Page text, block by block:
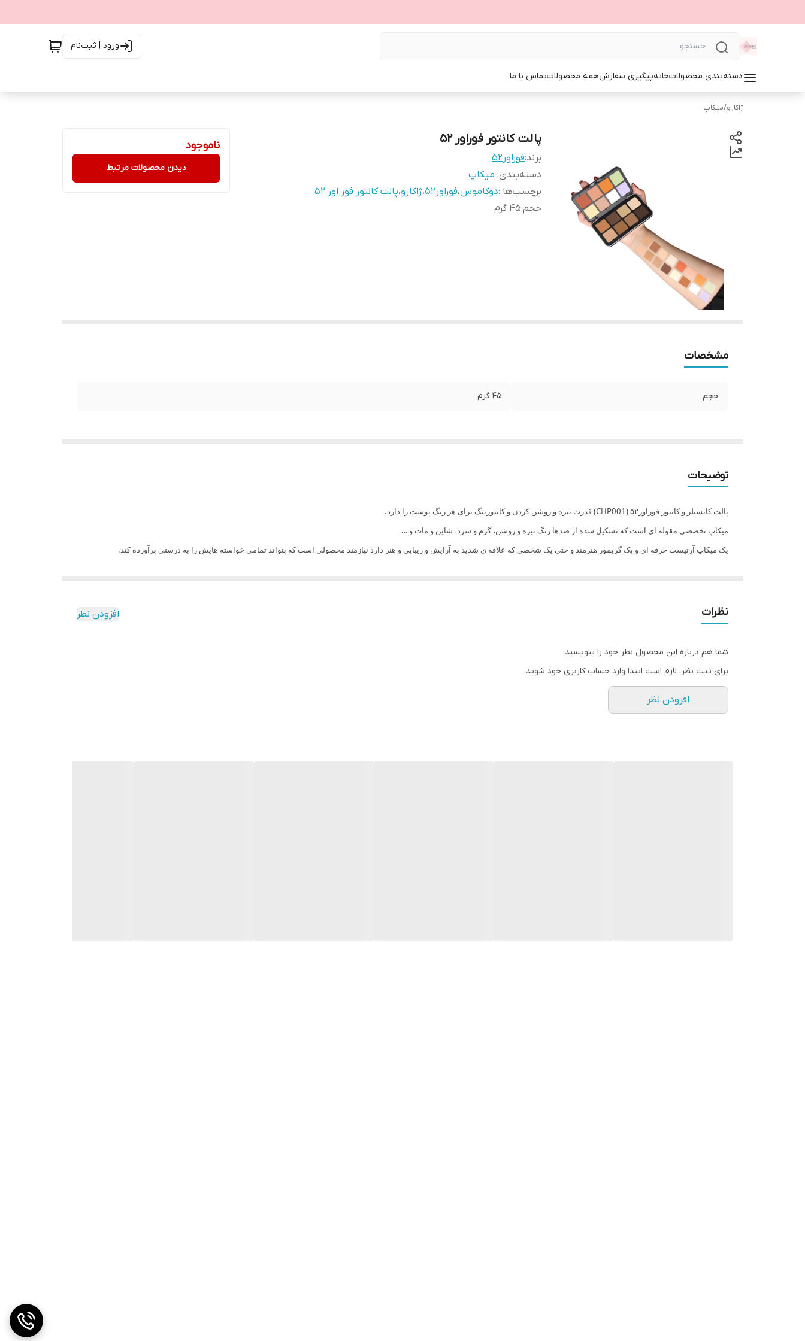
ورود | ثبت‌نام
دسته‌بندی محصولاتخانهپیگیری سفارشهمه محصولاتتماس با ما
ژاکارو/میکاپ
پالت کانتور فوراور ۵۲
برند:فوراور۵۲
دسته‌بندی: میکاپ
برچسب‌ها :دوکاموس،فوراور۵۲ ،ژاکارو،پالت کانتور فور اور ۵۲
حجم:۴۵ گرم
ناموجود
دیدن محصولات مرتبط
مشخصات
حجم ۴۵ گرم
توضیحات
پالت کانسیلر و کانتور فوراور۵۲ (CHP001) قدرت تیره و روشن کردن و کانتورینگ برای هر رنگ پوست را دارد.
میکاپ تخصصی مقوله ای است که تشکیل شده از صدها رنگ تیره و روشن، گرم و سرد، شاین و مات و …
یک میکاپ آرتیست حرفه ای و یک گریمور هنرمند و حتی یک شخصی که علاقه ی شدید به آرایش و زیبایی و هنر دارد نیازمند محصولی است که بتواند تمامی خواسته هایش را به درستی برآورده کند.
که همزمان در یک پالت چندین کاربردی با رنگ ها و ساخت صدها رنگ جدید است.
این پالت معجزه ای است که همه ی علاقمندان به آسانی و با قدرت میتوانند با کمترین هزینه فقط با خرید یک پالت پاسخگوی نیازهایشان میباشد.
همچنین میتوان به عنوان رژلب هم استفاده کرد
نظرات افزودن نظر
شما هم درباره این محصول نظر خود را بنویسید.
برای ثبت نظر، لازم است ابتدا وارد حساب کاربری خود شوید.
افزودن نظر